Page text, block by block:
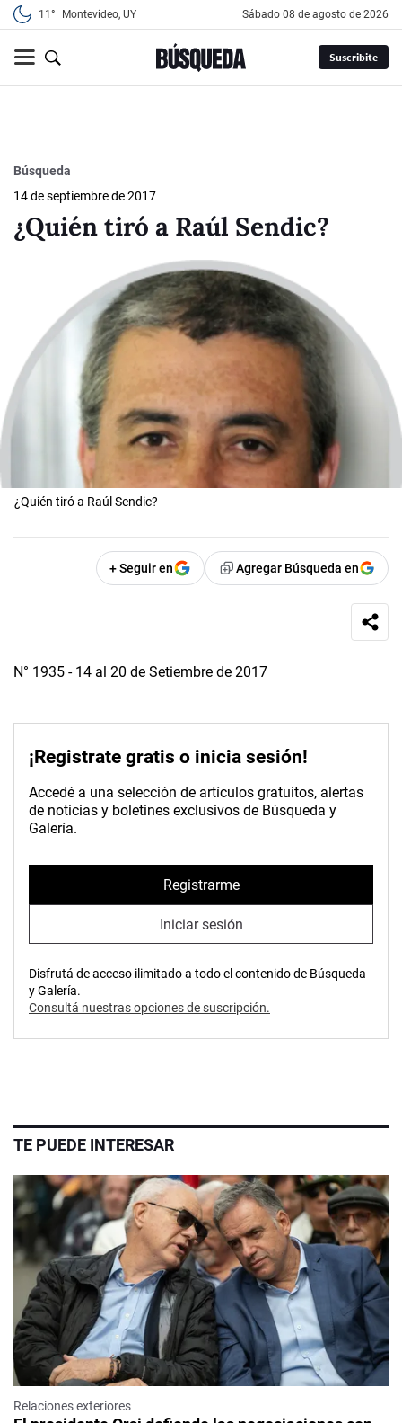
11° Montevideo, UY sábado 08 de agosto de 2026
Suscribite
Búsqueda
14 de septiembre de 2017
¿Quién tiró a Raúl Sendic?
¿Quién tiró a Raúl Sendic?
+ Seguir en Agregar Búsqueda en
N° 1935 - 14 al 20 de Setiembre de 2017
¡Registrate gratis o inicia sesión!
Accedé a una selección de artículos gratuitos, alertas
de noticias y boletines exclusivos de Búsqueda y
Galería.
Registrarme
Iniciar sesión
Disfrutá de acceso ilimitado a todo el contenido de Búsqueda
y Galería.
Consultá nuestras opciones de suscripción.
TE PUEDE INTERESAR
Relaciones exteriores